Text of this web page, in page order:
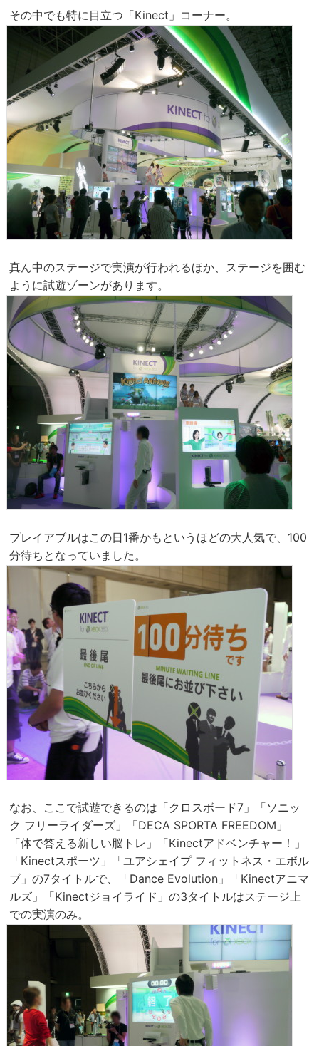
その中でも特に目立つ「Kinect」コーナー。
真ん中のステージで実演が行われるほか、ステージを囲む
ように試遊ゾーンがあります。
プレイアブルはこの日1番かもというほどの大人気で、100
分待ちとなっていました。
なお、ここで試遊できるのは「クロスボード7」「ソニッ
ク フリーライダーズ」「DECA SPORTA FREEDOM」
「体で答える新しい脳トレ」「Kinectアドベンチャー！」
「Kinectスポーツ」「ユアシェイプ フィットネス・エボル
ブ」の7タイトルで、「Dance Evolution」「Kinectアニマ
ルズ」「Kinectジョイライド」の3タイトルはステージ上
での実演のみ。